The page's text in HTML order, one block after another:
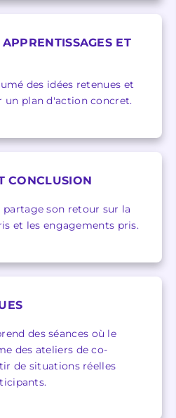
ET
des idées retenues et
un plan d'action concret.
CONCLUSION
son retour sur la
et les engagements pris.
des séances où le
des ateliers de co-
de situations réelles